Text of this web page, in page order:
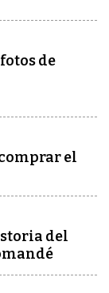
de
el
del